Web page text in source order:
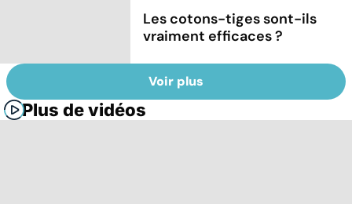
Les cotons-tiges sont-ils
vraiment efficaces ?
Voir plus
Plus de vidéos